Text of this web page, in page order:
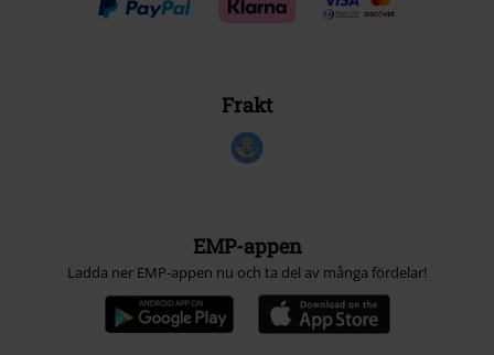
Frakt
EMP-appen
Ladda ner EMP-appen nu och ta del av många fördelar!